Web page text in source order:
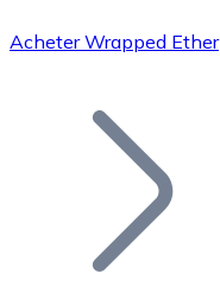
Bitcoin
Acheter Wrapped Ether